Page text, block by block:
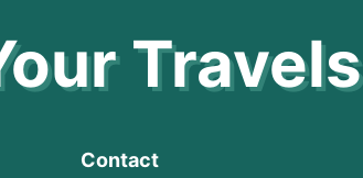
Travels
Contact